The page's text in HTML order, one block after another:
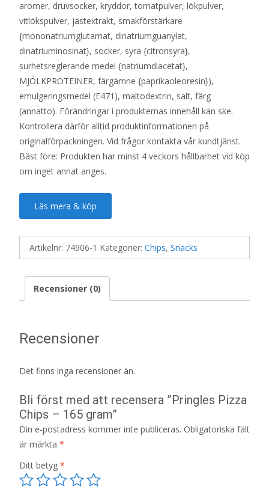
aromer, druvsocker, kryddor, tomatpulver, lökpulver,
vitlökspulver, jästextrakt, smakförstärkare
{mononatriumglutamat, dinatriumguanylat,
dinatriuminosinat}, socker, syra {citronsyra},
surhetsreglerande medel {natriumdiacetat},
MJÖLKPROTEINER, färgämne {paprikaoleoresin}),
emulgeringsmedel (E471), maltodextrin, salt, färg
(annatto). Förändringar i produkternas innehåll kan ske.
Kontrollera därför alltid produktinformationen på
originalförpackningen. Vid frågor kontakta vår kundtjänst.
Bäst före: Produkten har minst 4 veckors hållbarhet vid köp
om inget annat anges.
Läs mera & köp
Artikelnr: 74906-1 Kategorier: Chips, Snacks
Recensioner (0)
Recensioner
Det finns inga recensioner än.
Bli först med att recensera ”Pringles Pizza
Chips – 165 gram”
Din e-postadress kommer inte publiceras. Obligatoriska fält
är märkta *
Ditt betyg *